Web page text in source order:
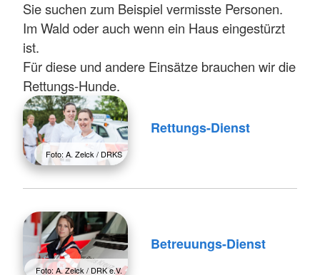
Sie suchen zum Beispiel vermisste Personen.
Im Wald oder auch wenn ein Haus eingestürzt
ist.
Für diese und andere Einsätze brauchen wir die
Rettungs-Hunde.
Foto: A. Zelck / DRKS
Rettungs-Dienst
Foto: A. Zelck / DRK e.V.
Betreuungs-Dienst